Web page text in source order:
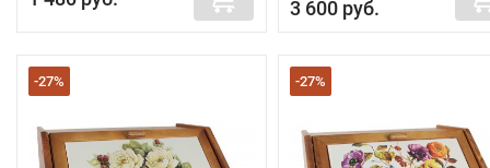
3 600 руб.
-27% -27%